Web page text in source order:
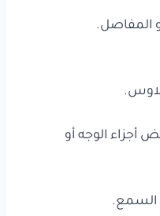
المفاصل.
أجزاء الوجه أو
السمع.